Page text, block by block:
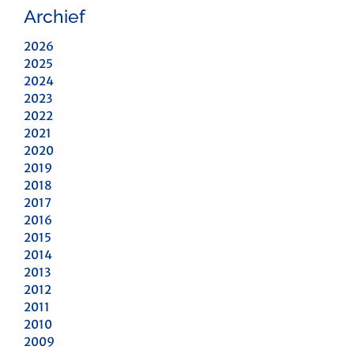
Archief
2026
2025
2024
2023
2022
2021
2020
2019
2018
2017
2016
2015
2014
2013
2012
2011
2010
2009